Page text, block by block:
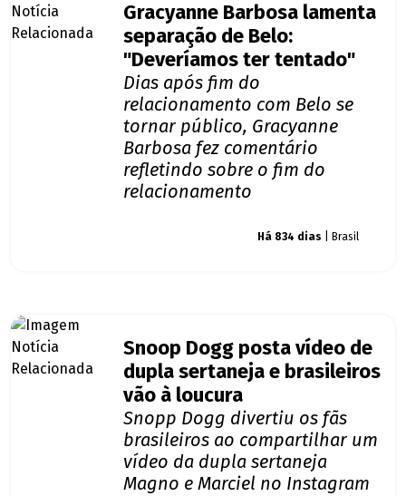
Gracyanne Barbosa lamenta
separação de Belo:
"Deveríamos ter tentado"
Dias após fim do
relacionamento com Belo se
tornar público, Gracyanne
Barbosa fez comentário
refletindo sobre o fim do
relacionamento
Há 834 dias | Brasil
Snoop Dogg posta vídeo de
dupla sertaneja e brasileiros
vão à loucura
Snopp Dogg divertiu os fãs
brasileiros ao compartilhar um
vídeo da dupla sertaneja
Magno e Marciel no Instagram